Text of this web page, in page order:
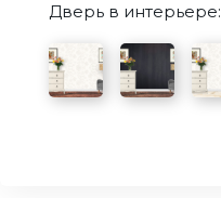
Дверь в интерьере: